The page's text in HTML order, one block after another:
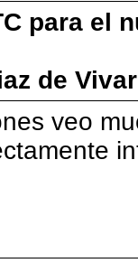
para el
de Vivar
veo